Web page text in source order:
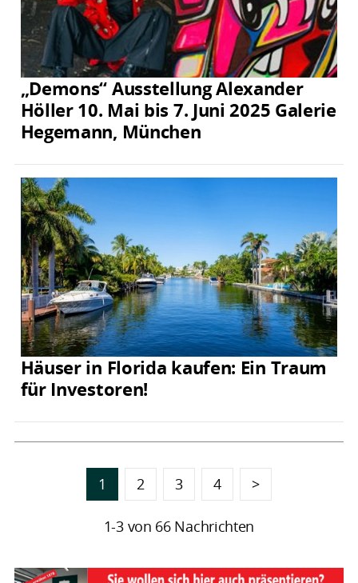
„Demons“ Ausstellung Alexander
Höller 10. Mai bis 7. Juni 2025 Galerie
Hegemann, München
Häuser in Florida kaufen: Ein Traum
für Investoren!
1 2 3 4 >
1-3 von 66 Nachrichten